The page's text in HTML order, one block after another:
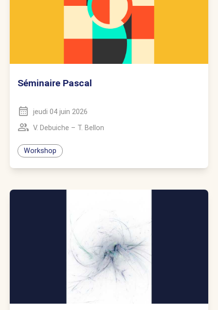
Séminaire Pascal
jeudi 04 juin 2026
V. Debuiche – T. Bellon
Workshop